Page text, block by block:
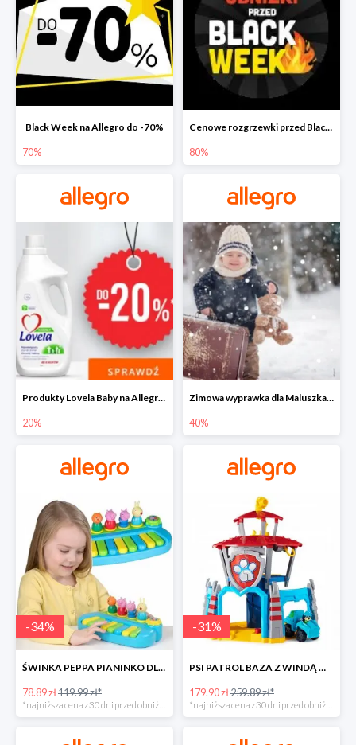
Black Week na Allegro do -70%
70%
Cenowe rozgrzewki przed Black Friday na Allegro do -80%
80%
Produkty Lovela Baby na Allegro do -20%
20%
Zimowa wyprawka dla Maluszka na Allegro do -40%
40%
-34%
ŚWINKA PEPPA PIANINKO DLA DZIECI -34%
78.89 zł119.99 zł*
-31%
PSI PATROL BAZA Z WINDĄ WIEŻA + POJAZD AUTO REX -30%
179.90 zł259.89 zł*